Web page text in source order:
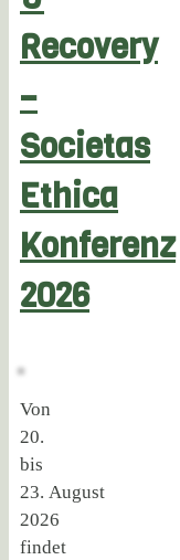
Recovery
–
Societas
Ethica
Konferenz
2026
Von
20.
bis
23. August
2026
findet